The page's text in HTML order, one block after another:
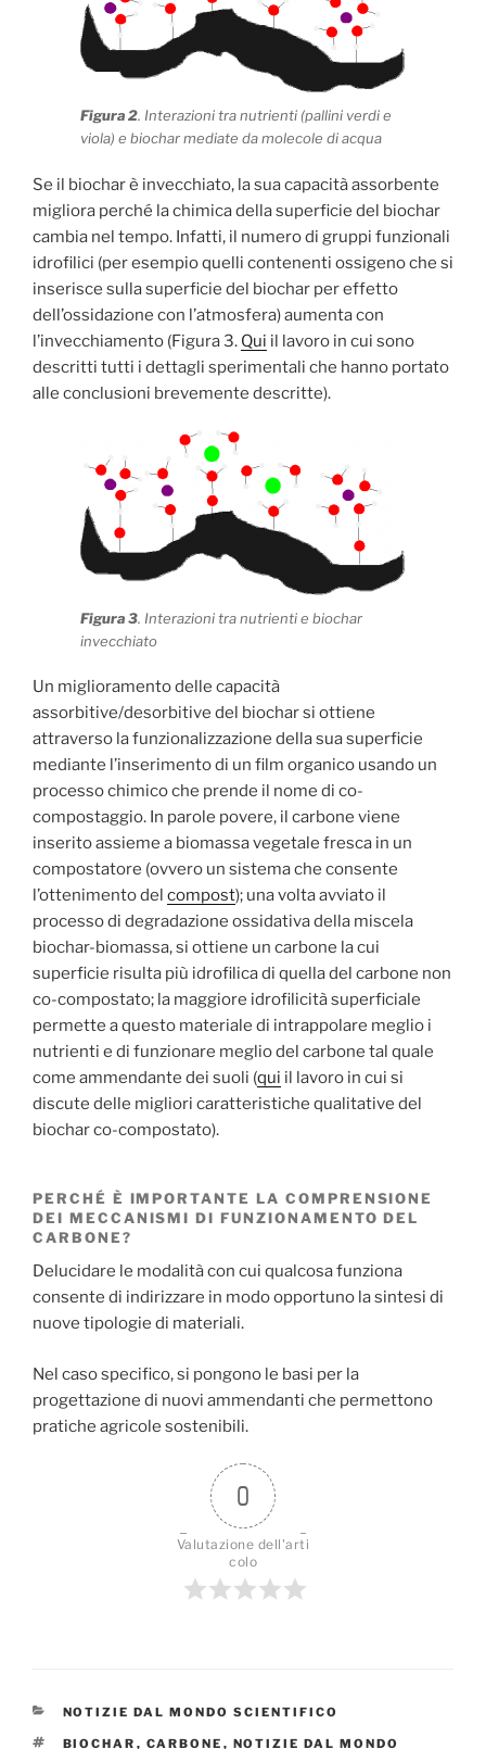
Figura 2. Interazioni tra nutrienti (pallini verdi e
viola) e biochar mediate da molecole di acqua
Se il biochar è invecchiato, la sua capacità assorbente
migliora perché la chimica della superficie del biochar
cambia nel tempo. Infatti, il numero di gruppi funzionali
idrofilici (per esempio quelli contenenti ossigeno che si
inserisce sulla superficie del biochar per effetto
dell’ossidazione con l’atmosfera) aumenta con
l’invecchiamento (Figura 3. Qui il lavoro in cui sono
descritti tutti i dettagli sperimentali che hanno portato
alle conclusioni brevemente descritte).
Figura 3. Interazioni tra nutrienti e biochar
invecchiato
Un miglioramento delle capacità
assorbitive/desorbitive del biochar si ottiene
attraverso la funzionalizzazione della sua superficie
mediante l’inserimento di un film organico usando un
processo chimico che prende il nome di co-
compostaggio. In parole povere, il carbone viene
inserito assieme a biomassa vegetale fresca in un
compostatore (ovvero un sistema che consente
l’ottenimento del compost); una volta avviato il
processo di degradazione ossidativa della miscela
biochar-biomassa, si ottiene un carbone la cui
superficie risulta più idrofilica di quella del carbone non
co-compostato; la maggiore idrofilicità superficiale
permette a questo materiale di intrappolare meglio i
nutrienti e di funzionare meglio del carbone tal quale
come ammendante dei suoli (qui il lavoro in cui si
discute delle migliori caratteristiche qualitative del
biochar co-compostato).
PERCHÉ È IMPORTANTE LA COMPRENSIONE
DEI MECCANISMI DI FUNZIONAMENTO DEL
CARBONE?
Delucidare le modalità con cui qualcosa funziona
consente di indirizzare in modo opportuno la sintesi di
nuove tipologie di materiali.
Nel caso specifico, si pongono le basi per la
progettazione di nuovi ammendanti che permettono
pratiche agricole sostenibili.
0
Valutazione dell'arti
colo
CATEGORIE
NOTIZIE DAL MONDO SCIENTIFICO
TAG
BIOCHAR , CARBONE , NOTIZIE DAL MONDO